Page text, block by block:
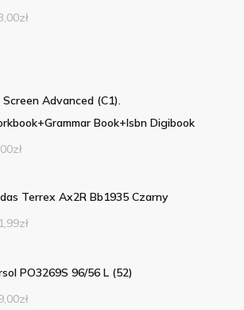
zł
Screen Advanced (C1).
Book+Isbn Digibook
zł
Terrex Ax2R Bb1935 Czarny
zł
PO3269S 96/56 L (52)
zł